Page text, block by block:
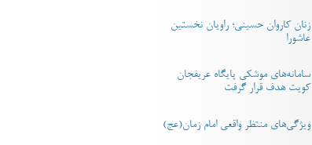
زنان کاروان حسینی؛ راویان نخستین
عاشورا
سامانه‌های موشکی پایگاه عریفجان
کویت هدف قرار گرفت
ویژگی‌های منتظر واقعی امام زمان(عج)